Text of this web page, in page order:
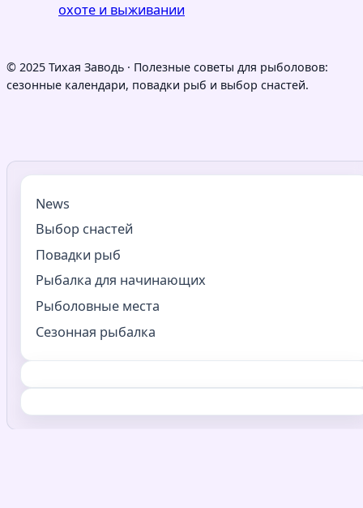
охоте и выживании
© 2025 Тихая Заводь · Полезные советы для рыболовов:
сезонные календари, повадки рыб и выбор снастей.
News
Выбор снастей
Повадки рыб
Рыбалка для начинающих
Рыболовные места
Сезонная рыбалка